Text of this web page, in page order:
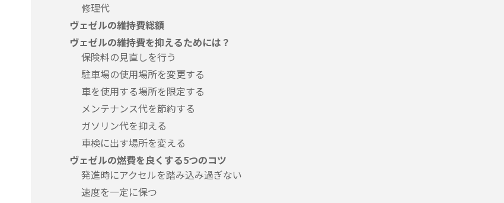
修理代
ヴェゼルの維持費総額
ヴェゼルの維持費を抑えるためには？
保険料の見直しを行う
駐車場の使用場所を変更する
車を使用する場所を限定する
メンテナンス代を節約する
ガソリン代を抑える
車検に出す場所を変える
ヴェゼルの燃費を良くする5つのコツ
発進時にアクセルを踏み込み過ぎない
速度を一定に保つ